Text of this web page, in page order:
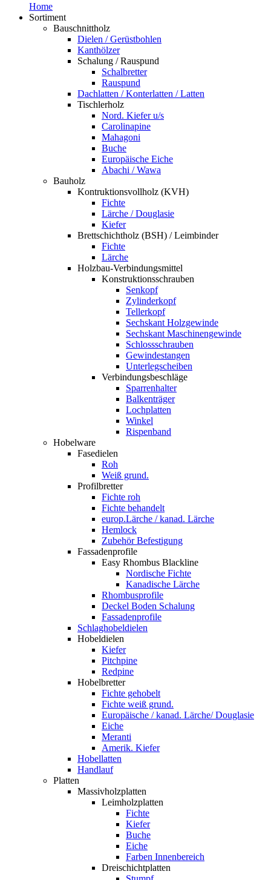
Home
Sortiment
Bauschnittholz
Dielen / Gerüstbohlen
Kanthölzer
Schalung / Rauspund
Schalbretter
Rauspund
Dachlatten / Konterlatten / Latten
Tischlerholz
Nord. Kiefer u/s
Carolinapine
Mahagoni
Buche
Europäische Eiche
Abachi / Wawa
Bauholz
Kontruktionsvollholz (KVH)
Fichte
Lärche / Douglasie
Kiefer
Brettschichtholz (BSH) / Leimbinder
Fichte
Lärche
Holzbau-Verbindungsmittel
Konstruktionsschrauben
Senkopf
Zylinderkopf
Tellerkopf
Sechskant Holzgewinde
Sechskant Maschinengewinde
Schlossschrauben
Gewindestangen
Unterlegscheiben
Verbindungsbeschläge
Sparrenhalter
Balkenträger
Lochplatten
Winkel
Rispenband
Hobelware
Fasedielen
Roh
Weiß grund.
Profilbretter
Fichte roh
Fichte behandelt
europ.Lärche / kanad. Lärche
Hemlock
Zubehör Befestigung
Fassadenprofile
Easy Rhombus Blackline
Nordische Fichte
Kanadische Lärche
Rhombusprofile
Deckel Boden Schalung
Fassadenprofile
Schlaghobeldielen
Hobeldielen
Kiefer
Pitchpine
Redpine
Hobelbretter
Fichte gehobelt
Fichte weiß grund.
Europäische / kanad. Lärche/ Douglasie
Eiche
Meranti
Amerik. Kiefer
Hobellatten
Handlauf
Platten
Massivholzplatten
Leimholzplatten
Fichte
Kiefer
Buche
Eiche
Farben Innenbereich
Dreischichtplatten